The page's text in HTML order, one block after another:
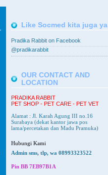
Like Socmed kita juga ya
Pradika Rabbit on Facebook
@pradikarabbit
OUR CONTACT AND
LOCATION
PRADIKA RABBIT
PET SHOP - PET CARE - PET VET
Alamat : Jl. Karah Agung III no.16
Surabaya (dekat kantor jawa pos
lama/percetakan dan Madu Pramuka)
Hubungi Kami
Admin sms, tlp, wa 08993323522
Pin BB 7EB97B1A